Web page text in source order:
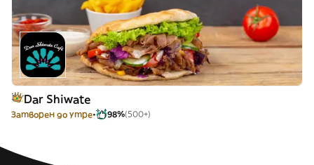
Dar Shiwate
Затворен до утре 98%(500+)